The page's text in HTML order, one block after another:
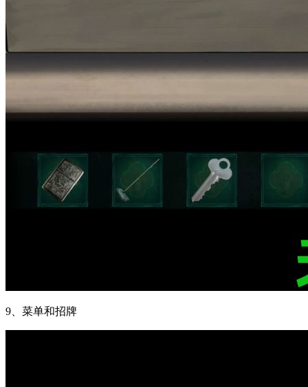
9、菜单和招牌